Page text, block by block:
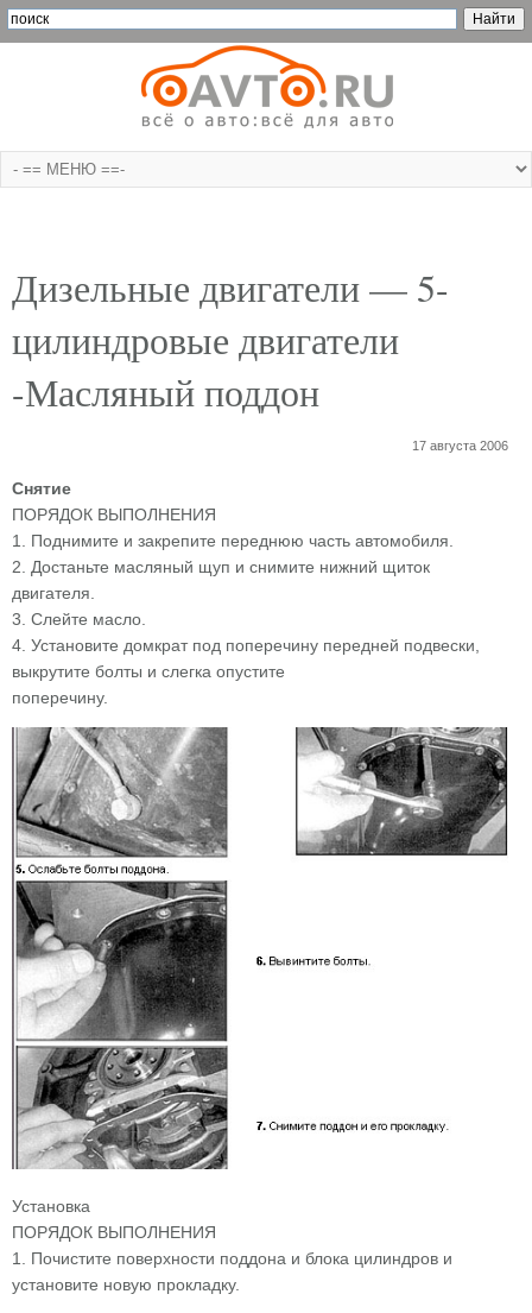
Дизельные двигатели — 5-
цилиндровые двигатели
-Масляный поддон
17 августа 2006
Снятие
ПОРЯДОК ВЫПОЛНЕНИЯ
1. Поднимите и закрепите переднюю часть автомобиля.
2. Достаньте масляный щуп и снимите нижний щиток
двигателя.
3. Слейте масло.
4. Установите домкрат под поперечину передней подвески,
выкрутите болты и слегка опустите
поперечину.
Установка
ПОРЯДОК ВЫПОЛНЕНИЯ
1. Почистите поверхности поддона и блока цилиндров и
установите новую прокладку.